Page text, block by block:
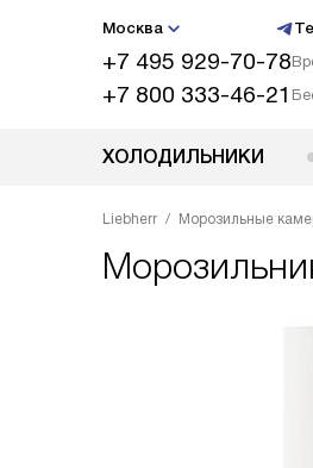
Москва
+7 495 929-70-78
+7 800 333-46-21
ХОЛОДИЛЬНИКИ
Liebherr Морозильные